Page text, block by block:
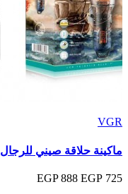
VGR
ماكينة حلاقة صيني للرجال VGR موديل V689
725 EGP
888 EGP